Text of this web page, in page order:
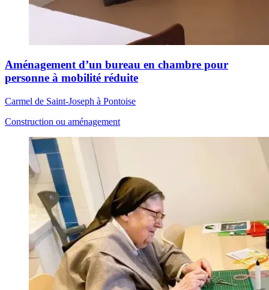
Aménagement d’un bureau en chambre pour
personne à mobilité réduite
Carmel de Saint-Joseph à Pontoise
Construction ou aménagement